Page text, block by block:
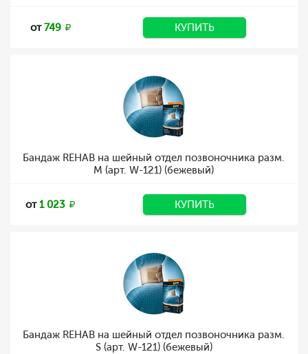
от749 КУПИТЬ
Бандаж REHAB на шейный отдел позвоночника разм.
M (арт. W-121) (бежевый)
от1 023 КУПИТЬ
Бандаж REHAB на шейный отдел позвоночника разм.
S (арт. W-121) (бежевый)